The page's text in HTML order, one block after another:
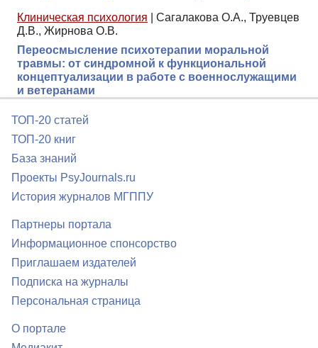
Клиническая психология
Сагалакова О.А., Труевцев
Д.В., Жирнова О.В.
Переосмысление психотерапии моральной
травмы: от синдромной к функциональной
концептуализации в работе с военнослужащими
и ветеранами
ТОП-20 статей
ТОП-20 книг
База знаний
Проекты PsyJournals.ru
История журналов МГППУ
Партнеры портала
Информационное спонсорство
Приглашаем издателей
Подписка на журналы
Персональная страница
О портале